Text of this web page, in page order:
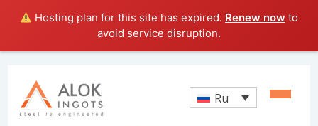
Hosting plan for this site has expired. Renew now to
avoid service disruption.
Ru